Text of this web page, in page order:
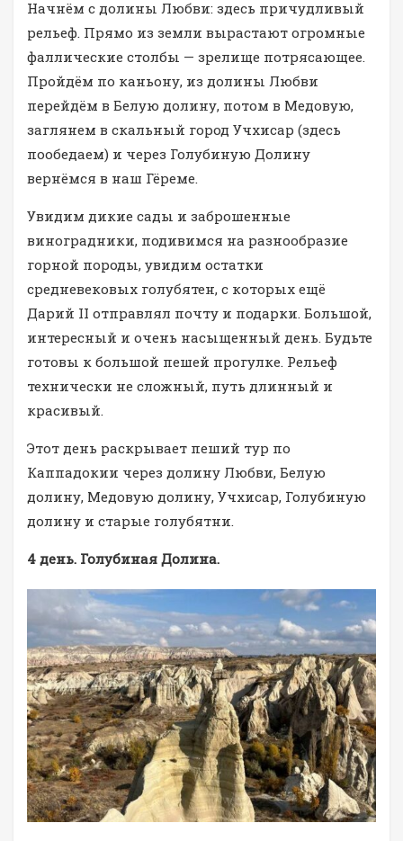
Начнём с долины Любви: здесь причудливый
рельеф. Прямо из земли вырастают огромные
фаллические столбы — зрелище потрясающее.
Пройдём по каньону, из долины Любви
перейдём в Белую долину, потом в Медовую,
заглянем в скальный город Учхисар (здесь
пообедаем) и через Голубиную Долину
вернёмся в наш Гёреме.
Увидим дикие сады и заброшенные
виноградники, подивимся на разнообразие
горной породы, увидим остатки
средневековых голубятен, с которых ещё
Дарий II отправлял почту и подарки. Большой,
интересный и очень насыщенный день. Будьте
готовы к большой пешей прогулке. Рельеф
технически не сложный, путь длинный и
красивый.
Этот день раскрывает пеший тур по
Каппадокии через долину Любви, Белую
долину, Медовую долину, Учхисар, Голубиную
долину и старые голубятни.
4 день. Голубиная Долина.